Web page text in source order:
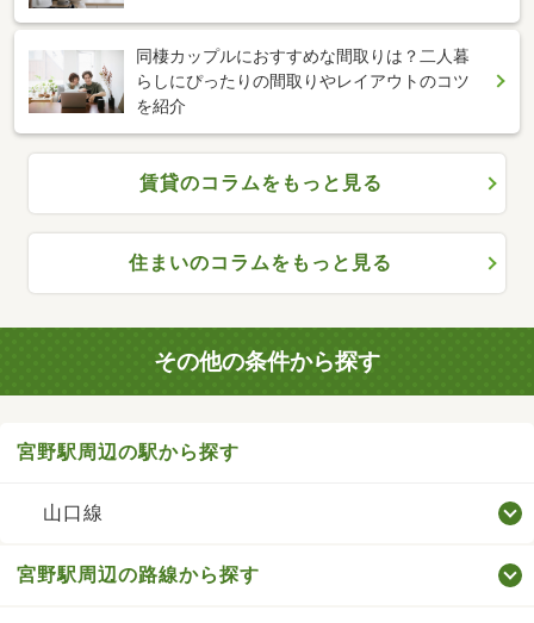
同棲カップルにおすすめな間取りは？二人暮
らしにぴったりの間取りやレイアウトのコツ
を紹介
賃貸のコラムをもっと見る
住まいのコラムをもっと見る
その他の条件から探す
宮野駅周辺の駅から探す
山口線
宮野駅周辺の路線から探す